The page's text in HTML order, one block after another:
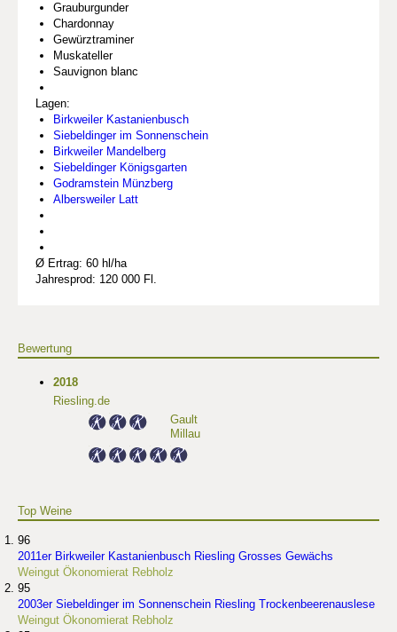
Grauburgunder
Chardonnay
Gewürztraminer
Muskateller
Sauvignon blanc
Lagen:
Birkweiler Kastanienbusch
Siebeldinger im Sonnenschein
Birkweiler Mandelberg
Siebeldinger Königsgarten
Godramstein Münzberg
Albersweiler Latt
Ø Ertrag: 60 hl/ha
Jahresprod: 120 000 Fl.
Bewertung
2018
Riesling.de
Gault
Millau
Top Weine
96
2011er Birkweiler Kastanienbusch Riesling Grosses Gewächs
Weingut Ökonomierat Rebholz
95
2003er Siebeldinger im Sonnenschein Riesling Trockenbeerenauslese
Weingut Ökonomierat Rebholz